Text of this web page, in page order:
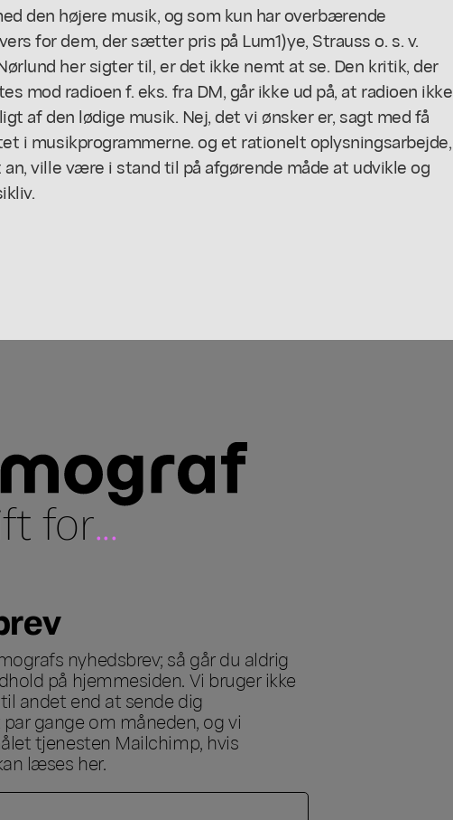
den højere musik, og som kun har overbærende
for dem, der sætter pris på Lum1)ye, Strauss o. s. v.
her sigter til, er det ikke nemt at se. Den kritik, der
mod radioen f. eks. fra DM, går ikke ud på, at radioen ikke
af den lødige musik. Nej, det vi ønsker er, sagt med få
i musikprogrammerne. og et rationelt oplysningsarbejde,
ville være i stand til på afgørende måde at udvikle og
for...
nyhedsbrev; så går du aldrig
på hjemmesiden. Vi bruger ikke
andet end at sende dig
gange om måneden, og vi
tjenesten Mailchimp, hvis
læses her.